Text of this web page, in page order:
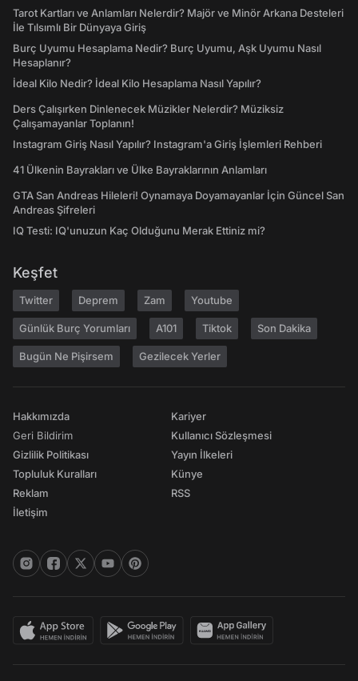
Tarot Kartları ve Anlamları Nelerdir? Majör ve Minör Arkana Desteleri
İle Tılsımlı Bir Dünyaya Giriş
Burç Uyumu Hesaplama Nedir? Burç Uyumu, Aşk Uyumu Nasıl
Hesaplanır?
İdeal Kilo Nedir? İdeal Kilo Hesaplama Nasıl Yapılır?
Ders Çalışırken Dinlenecek Müzikler Nelerdir? Müziksiz
Çalışamayanlar Toplanın!
Instagram Giriş Nasıl Yapılır? Instagram'a Giriş İşlemleri Rehberi
41 Ülkenin Bayrakları ve Ülke Bayraklarının Anlamları
GTA San Andreas Hileleri! Oynamaya Doyamayanlar İçin Güncel San
Andreas Şifreleri
IQ Testi: IQ'unuzun Kaç Olduğunu Merak Ettiniz mi?
Keşfet
Twitter Deprem Zam Youtube
Günlük Burç Yorumları A101 Tiktok Son Dakika
Bugün Ne Pişirsem Gezilecek Yerler
Hakkımızda
Geri Bildirim
Gizlilik Politikası
Topluluk Kuralları
Reklam
İletişim
Kariyer
Kullanıcı Sözleşmesi
Yayın İlkeleri
Künye
RSS